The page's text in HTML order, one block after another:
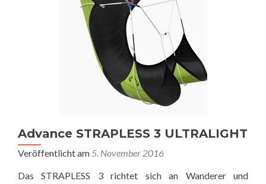
Advance STRAPLESS 3 ULTRALIGHT
Veröffentlicht am 5. November 2016
Das STRAPLESS 3 richtet sich an Wanderer und